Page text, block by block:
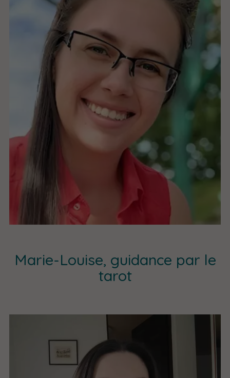
Marie-Louise, guidance par le
tarot